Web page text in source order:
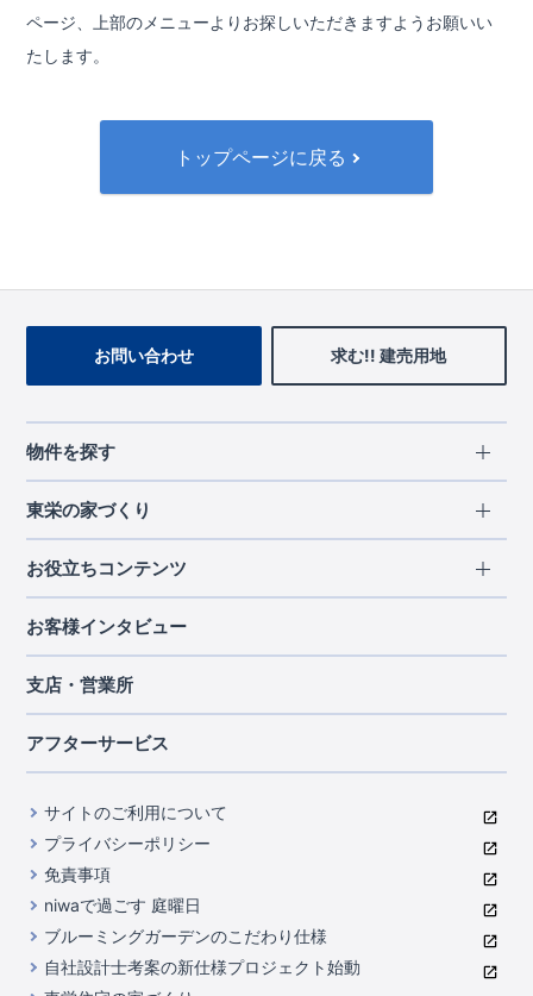
ページ、
上部のメニューよりお探しいただきますようお願いい
たします。
トップページに戻る
お問い合わせ 求む!! 建売用地
物件を探す
エリアから探す
北海道・東北
北海道
宮城県
千葉県
中部
山梨県
静岡県
滋賀県
京都府
中国・四国
岡山県
広島県
九州・沖縄
東栄の家づくり
長期優良住宅
住宅性能評価書
ブルーミングガーデンは地震につよい<建物編>
室内空間を快適に保つ断熱性能
コストパフォーマンスに自信
充実のアフターサポート
第三者評価によるお墨付き
家づくりのプロにも選ばれるブルーミングガーデン
住んでみるとじわじわ伝わる暮らしやすさへのこだわり
お役立ちコンテンツ
ご契約までの道のり
現地見学ガイド
ご紹介制度のご案内
東栄INDEX（用語集）
お客様インタビュー
支店・営業所
アフターサービス
サイトのご利用について
プライバシーポリシー
免責事項
niwaで過ごす 庭曜日
ブルーミングガーデンのこだわり仕様
自社設計士考案の新仕様プロジェクト始動